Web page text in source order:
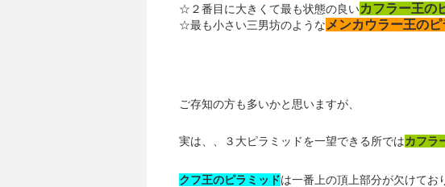
☆２番目に大きくて最も状態の良いカフラー王の
☆最も小さい三男坊のような メンカウラー王の
ご存知の方も多いかと思いますが、
実は、、３大ピラミッドを一望できる所ではカフラ
クフ王のピラミッドは一番上の頂上部分が欠けてお